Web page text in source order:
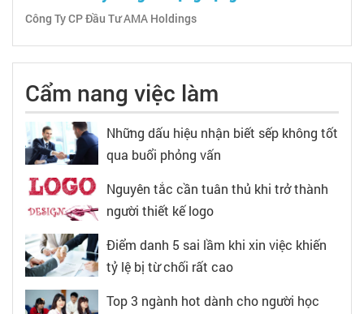
Công Ty CP Đầu Tư AMA Holdings
Cẩm nang việc làm
Những dấu hiệu nhận biết sếp không tốt
qua buổi phỏng vấn
Nguyên tắc cần tuân thủ khi trở thành
người thiết kế logo
Điểm danh 5 sai lầm khi xin việc khiến
tỷ lệ bị từ chối rất cao
Top 3 ngành hot dành cho người học